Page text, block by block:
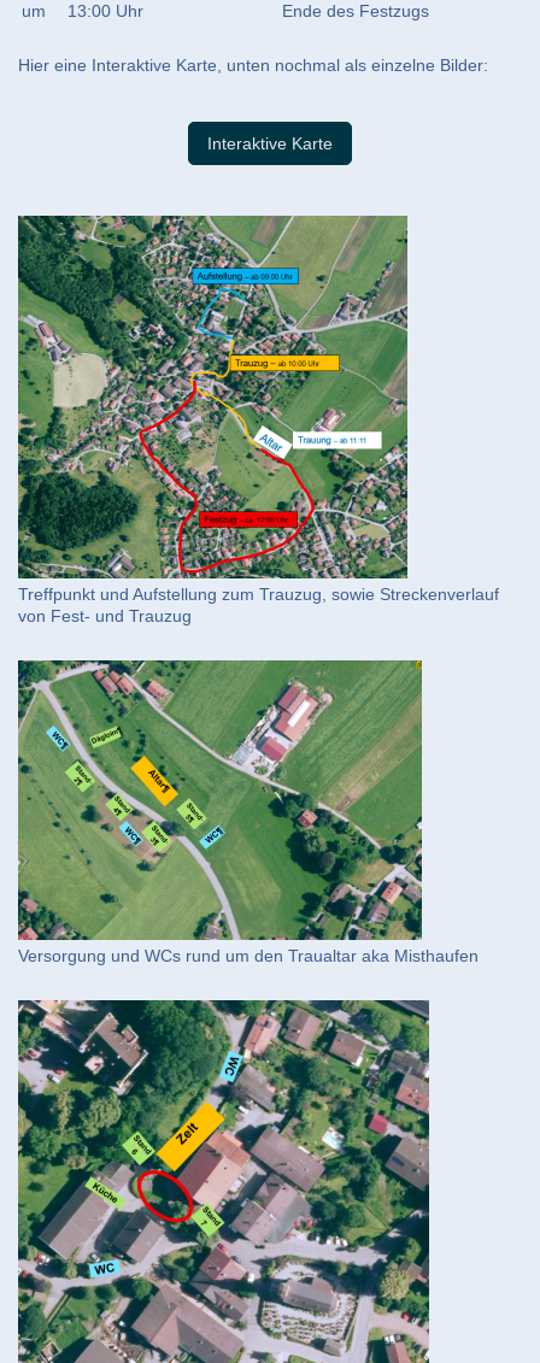
um
13:00 Uhr Ende des Festzugs
Hier eine Interaktive Karte, unten nochmal als einzelne Bilder:
Interaktive Karte
Treffpunkt und Aufstellung zum Trauzug, sowie Streckenverlauf
von Fest- und Trauzug
Versorgung und WCs rund um den Traualtar aka Misthaufen